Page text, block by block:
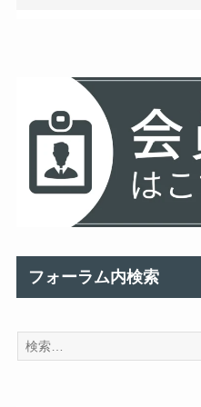
フォーラム内検索